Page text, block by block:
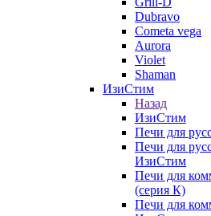
Dubravo
Cometa vega
Aurora
Violet
Shaman
ИзиСтим
Назад
ИзиСтим
Печи для
Печи для
ИзиСтим
Печи для
(серия К)
Печи для